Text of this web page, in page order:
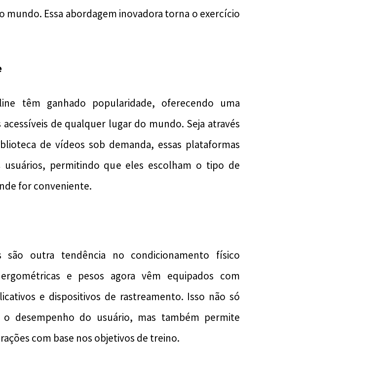
Essa abordagem inovadora torna o exercício
têm ganhado popularidade, oferecendo uma
de qualquer lugar do mundo. Seja através
de vídeos sob demanda, essas plataformas
usuários, permitindo que eles escolham o tipo de
for conveniente.
são outra tendência no condicionamento físico
e pesos agora vêm equipados com
e dispositivos de rastreamento. Isso não só
desempenho do usuário, mas também permite
com base nos objetivos de treino.